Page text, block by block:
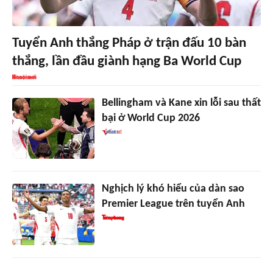
Tuyển Anh thắng Pháp ở trận đấu 10 bàn
thắng, lần đầu giành hạng Ba World Cup
Bellingham và Kane xin lỗi sau thất
bại ở World Cup 2026
Nghịch lý khó hiểu của dàn sao
Premier League trên tuyển Anh